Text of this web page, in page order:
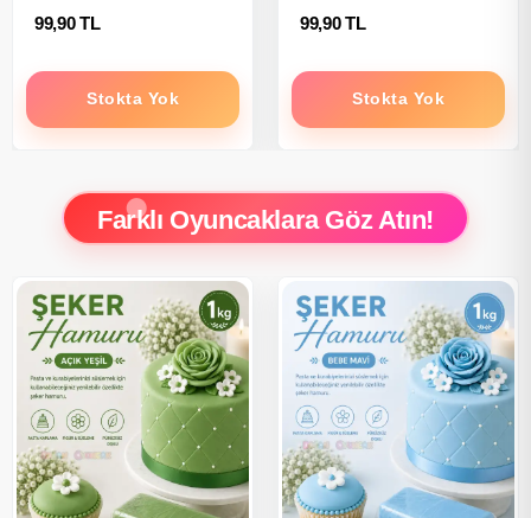
99,90 TL
Stokta Yok
99,90 TL
Stokta Yok
Farklı Oyuncaklara Göz Atın!